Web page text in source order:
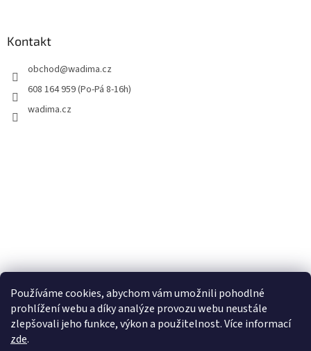
Používáme cookies, abychom vám umožnili pohodlné
prohlížení webu a díky analýze provozu webu neustále
zlepšovali jeho funkce, výkon a použitelnost. Více informací
zde.
Kontakt
obchod@wadima.cz
608 164 959 (Po-Pá 8-16h)
wadima.cz